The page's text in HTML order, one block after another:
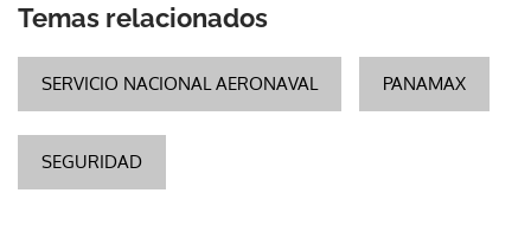
Temas relacionados
SERVICIO NACIONAL AERONAVAL PANAMAX
SEGURIDAD